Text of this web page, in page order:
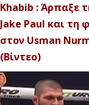
Khabib : Άρπαξε
Jake Paul και τη
στον Usman
(Βίντεο)